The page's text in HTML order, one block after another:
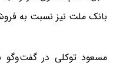
بانک ملت نیز نسبت به
مسعود توکلی در گفت‌وگو